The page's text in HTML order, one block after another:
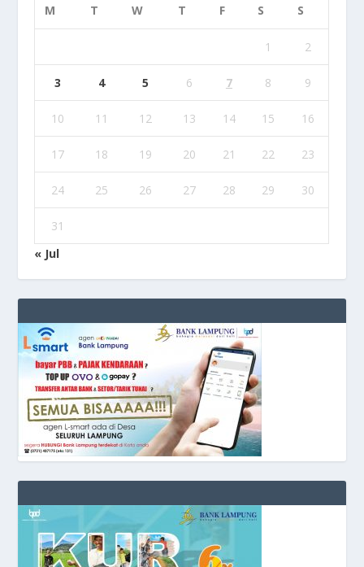
M T W T F S S
1 2
3 4 5 6 7 8 9
10 11 12 13 14 15 16
17 18 19 20 21 22 23
24 25 26 27 28 29 30
31
« Jul